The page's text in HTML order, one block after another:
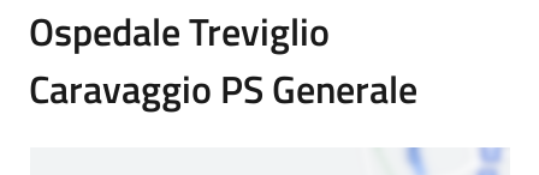
Ospedale Treviglio
Caravaggio PS Generale